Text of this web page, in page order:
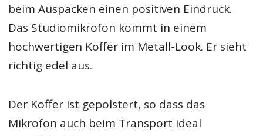
beim Auspacken einen positiven Eindruck.
Das Studiomikrofon kommt in einem
hochwertigen Koffer im Metall-Look. Er sieht
richtig edel aus.
Der Koffer ist gepolstert, so dass das
Mikrofon auch beim Transport ideal